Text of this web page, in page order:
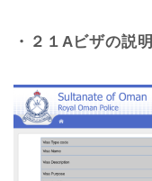
・２１Aビザの説明